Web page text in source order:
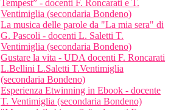
Tempest” - docenti F. Roncarati e T.
Ventimiglia (secondaria Bondeno)
La musica delle parole da "La mia sera" di
G. Pascoli - docenti L. Saletti T.
Ventimiglia (secondaria Bondeno)
Gustare la vita - UDA docenti F. Roncarati
L.Bellini L.Saletti T.Ventimiglia
(secondaria Bondeno)
Esperienza Etwinning in Ebook - docente
T. Ventimiglia (secondaria Bondeno)